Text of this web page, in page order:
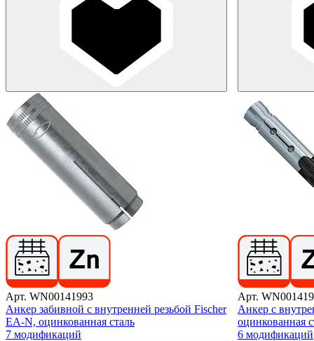
Арт. WN00141993
Анкер забивной с внутренней резьбой Fischer
EA-N, оцинкованная сталь
7 модификаций
Арт.
Анкер с
оцинкованная
6 модификаций